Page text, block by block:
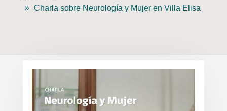
Charla sobre Neurología y Mujer en Villa Elisa